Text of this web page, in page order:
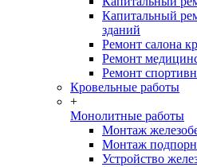
Капитальный
зданий
Ремонт салона
Ремонт
Ремонт
Кровельные работы
+
Монолитные работы
Монтаж
Монтаж
Устройство